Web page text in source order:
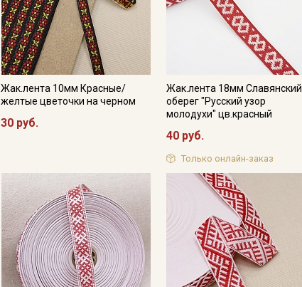
Жак.лента 10мм Красные/
желтые цветочки на черном
30 руб.
Жак.лента 18мм Славянский
оберег "Русский узор
молодухи" цв.красный
40 руб.
Только онлайн-заказ